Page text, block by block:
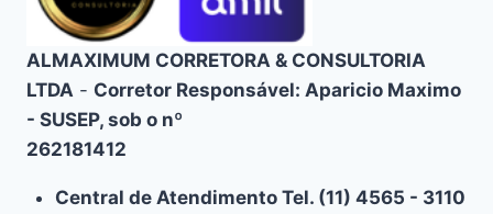
ALMAXIMUM CORRETORA & CONSULTORIA
LTDA - Corretor Responsável: Aparicio Maximo
- SUSEP, sob o nº
262181412
Central de Atendimento Tel. (11) 4565 - 3110